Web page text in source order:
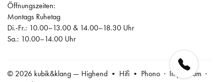
Öffnungszeiten:
Montags Ruhetag
Di.-Fr.: 10.00–13.00 & 14.00–18.30 Uhr
Sa.: 10.00–14.00 Uhr
© 2026 kubik&klang — Highend • Hifi • Phono · Impressum ·